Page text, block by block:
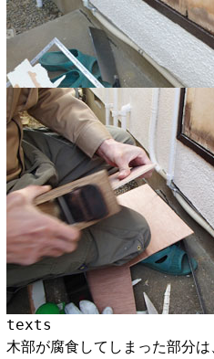
texts
木部が腐食してしまった部分